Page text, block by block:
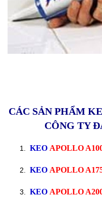
CÁC SẢN PHẨM
CÔNG TY
KEO APOLLO
KEO APOLLO
KEO APOLLO